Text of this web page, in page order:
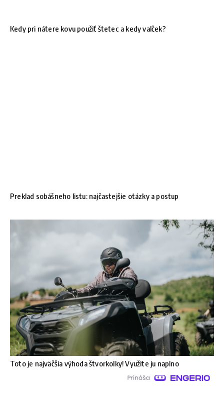
Kedy pri nátere kovu použiť štetec a kedy valček?
Preklad sobášneho listu: najčastejšie otázky a postup
Toto je najväčšia výhoda štvorkolky! Využite ju naplno